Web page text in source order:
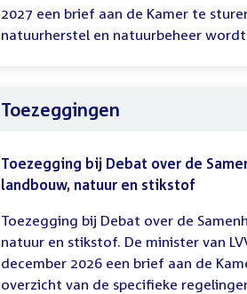
2027 een brief aan de Kamer te
natuurherstel en natuurbeheer
Toezeggingen
Toezegging bij Debat over de
landbouw, natuur en stikstof
Toezegging bij Debat over de
natuur en stikstof. De minister van
december 2026 een brief aan de
overzicht van de specifieke